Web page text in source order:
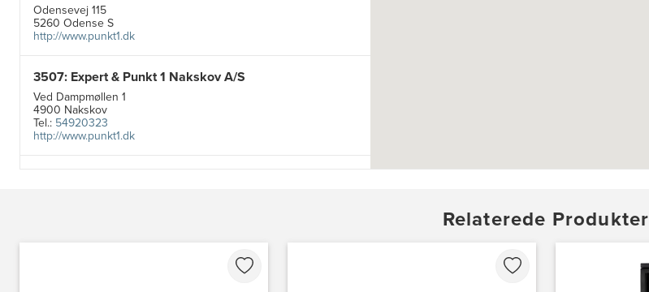
Odensevej 115
5260 Odense S
http://www.punkt1.dk
3507: Expert & Punkt 1 Nakskov A/S
Ved Dampmøllen 1
4900 Nakskov
Tel.: 54920323
http://www.punkt1.dk
Relaterede Produkter